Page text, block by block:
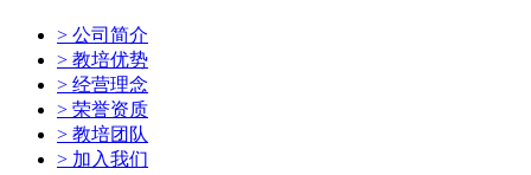
> 公司简介
> 教培优势
> 经营理念
> 荣誉资质
> 教培团队
> 加入我们